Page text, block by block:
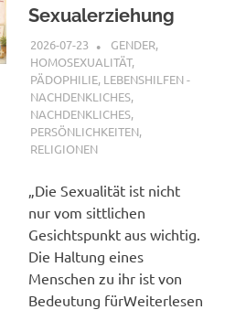
Sexualerziehung
2026-07-23 XX
GENDER,
HOMOSEXUALITÄT,
PÄDOPHILIE, LEBENSHILFEN -
NACHDENKLICHES,
NACHDENKLICHES,
PERSÖNLICHKEITEN,
RELIGIONEN
„Die Sexualität ist nicht
nur vom sittlichen
Gesichtspunkt aus wichtig.
Die Haltung eines
Menschen zu ihr ist von
Bedeutung fürWeiterlesen